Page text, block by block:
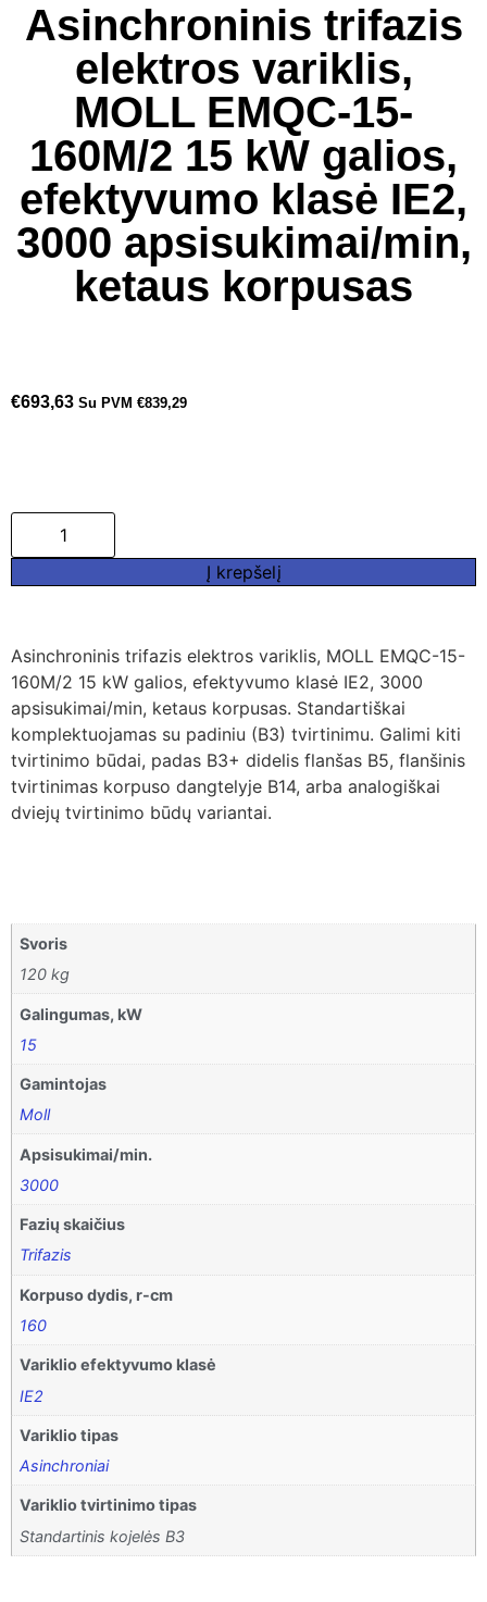
Asinchroninis trifazis
elektros variklis,
MOLL EMQC-15-
160M/2 15 kW galios,
efektyvumo klasė IE2,
3000 apsisukimai/min,
ketaus korpusas
€693,63 Su PVM €839,29
Į krepšelį
Asinchroninis trifazis elektros variklis, MOLL EMQC-15-
160M/2 15 kW galios, efektyvumo klasė IE2, 3000
apsisukimai/min, ketaus korpusas. Standartiškai
komplektuojamas su padiniu (B3) tvirtinimu. Galimi kiti
tvirtinimo būdai, padas B3+ didelis flanšas B5, flanšinis
tvirtinimas korpuso dangtelyje B14, arba analogiškai
dviejų tvirtinimo būdų variantai.
Svoris
120 kg
Galingumas, kW
15
Gamintojas
Moll
Apsisukimai/min.
3000
Fazių skaičius
Trifazis
Korpuso dydis, r-cm
160
Variklio efektyvumo klasė
IE2
Variklio tipas
Asinchroniai
Variklio tvirtinimo tipas
Standartinis kojelės B3